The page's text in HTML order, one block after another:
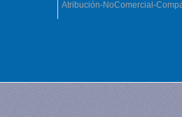
Atribución-NoComercial-